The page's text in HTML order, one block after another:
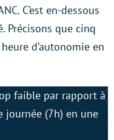
C’est en-dessous
Précisons que cinq
d’autonomie en
faible par rapport à
journée (7h) en une